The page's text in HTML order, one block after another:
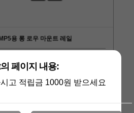
용 롱 로우 마운트 레일
립금 :540원
량 :
+1 -1
페이지 내용:
고 적립금 1000원 받으세요